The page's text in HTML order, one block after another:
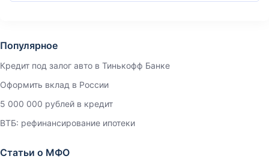
Популярное
Кредит под залог авто в Тинькофф Банке
Оформить вклад в России
5 000 000 рублей в кредит
ВТБ: рефинансирование ипотеки
Статьи о МФО